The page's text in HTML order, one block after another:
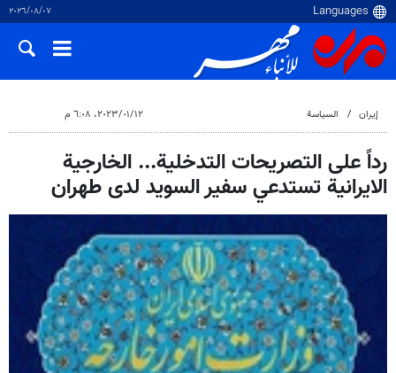
٠٧‏/٠٨‏/٢٠٢٦
إيران السياسة ١٢‏/٠١‏/٢٠٢٣، ٦:٠٨ م
رداً على التصريحات التدخلية... الخارجية
الايرانية تستدعي سفير السويد لدى طهران